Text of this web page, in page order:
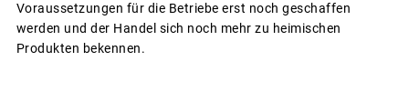
Voraussetzungen für die Betriebe erst noch geschaffen
werden und der Handel sich noch mehr zu heimischen
Produkten bekennen.